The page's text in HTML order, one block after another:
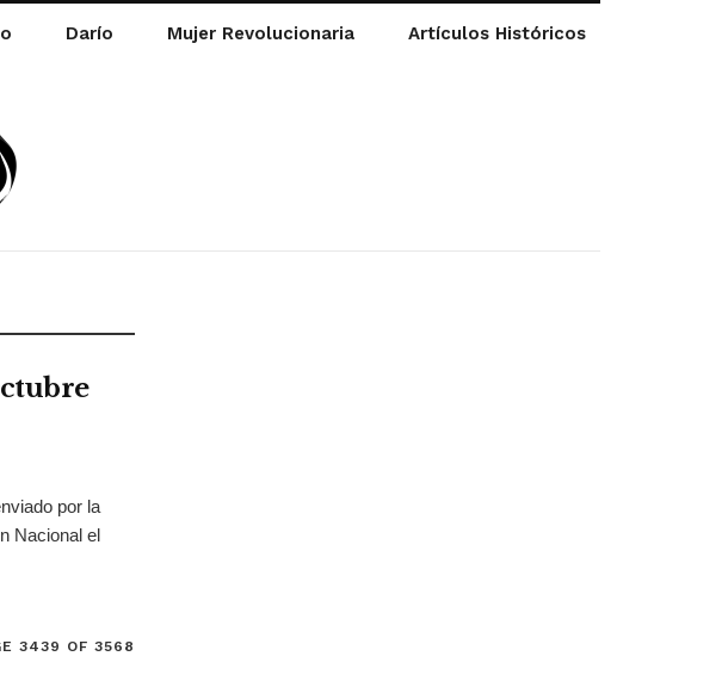
Darío Mujer Revolucionaria Artículos Históricos
por la
Nacional el
3439 OF 3568